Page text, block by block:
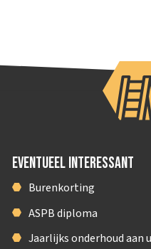
Eventueel interessant
Burenkorting
ASPB diploma
Jaarlijks onderhoud aan